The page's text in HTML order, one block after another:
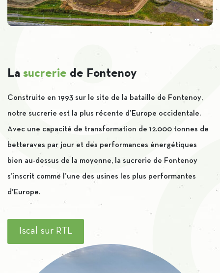
La sucrerie de Fontenoy
Construite en 1993 sur le site de la bataille de Fontenoy,
notre sucrerie est la plus récente d’Europe occidentale.
Avec une capacité de transformation de 12.000 tonnes de
betteraves par jour et des performances énergétiques
bien au-dessus de la moyenne, la sucrerie de Fontenoy
s’inscrit comme l’une des usines les plus performantes
d’Europe.
Iscal sur RTL